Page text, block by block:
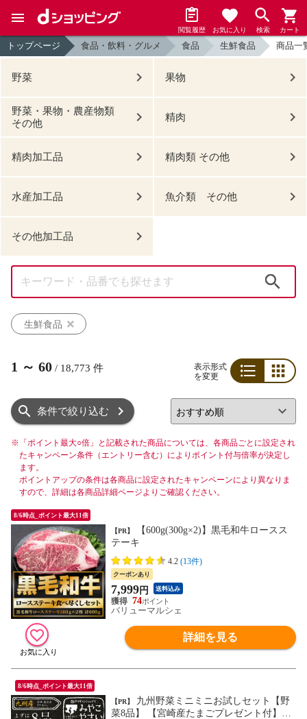
閲覧履歴 お気に入り 検索 カート
トップページ 食品・飲料・グルメ 食品 生鮮食品 商品一
野菜 果物
野菜・果物・農産物類
その他
精肉
精肉加工品 精肉類 その他
水産加工品 魚介類 その他
その他加工品
生鮮食品
1 ～ 60 / 18,773 件
表示形式
を変更
条件で絞り込む
※ 「ポイント最大○倍」と記載された商品については、各商品ごとに設定され
たキャンペーン条件（エントリー含む）によりポイント付与倍率が決定し
ます。
ポイントアップの条件は各商品に設定されたキャンペーンにより異なりま
すので、詳細は各商品詳細ページよりご確認ください。
8/6時点_ポイント最大11倍
【PR】
テーキ
4.2 (13件)
クーポンあり
7,999円 送料込み
74
バリューマルシェ
詳細を見る
8/6時点_ポイント最大11倍
【PR】
菜8品】 【宮崎産たまごプレゼント付】宮